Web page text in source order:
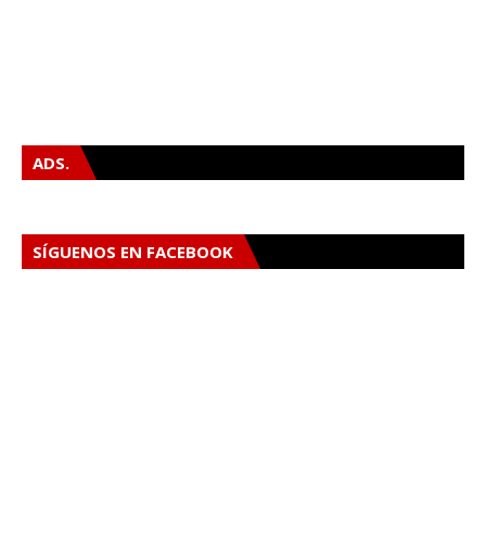
ADS.
SÍGUENOS EN FACEBOOK